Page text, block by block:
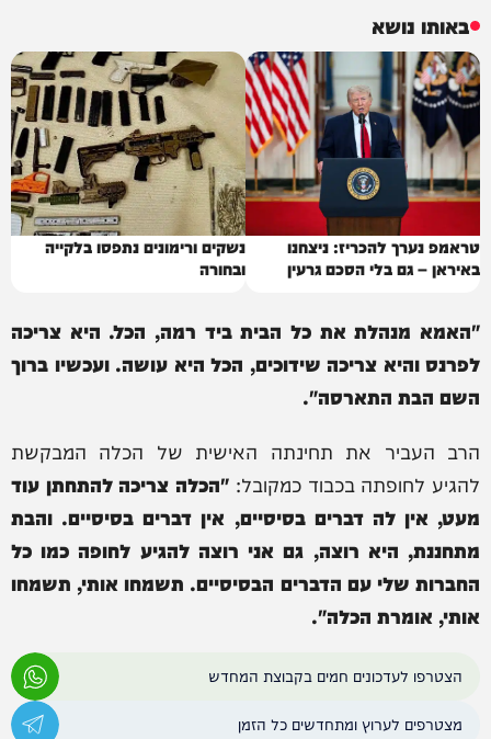
באותו נושא
טראמפ נערך להכריז: ניצחנו
באיראן – גם בלי הסכם גרעין
נשקים ורימונים נתפסו בלקייה
ובחורה
"האמא מנהלת את כל הבית ביד רמה, הכל. היא צריכה
לפרנס והיא צריכה שידוכים, הכל היא עושה. ועכשיו ברוך
השם הבת התארסה".
הרב העביר את תחינתה האישית של הכלה המבקשת
להגיע לחופתה בכבוד כמקובל: "הכלה צריכה להתחתן עוד
מעט, אין לה דברים בסיסיים, אין דברים בסיסיים. והבת
מתחננת, היא רוצה, גם אני רוצה להגיע לחופה כמו כל
החברות שלי עם הדברים הבסיסיים. תשמחו אותי, תשמחו
אותי, אומרת הכלה".
הצטרפו לעדכונים חמים בקבוצת המחדש
מצטרפים לערוץ ומתחדשים כל הזמן